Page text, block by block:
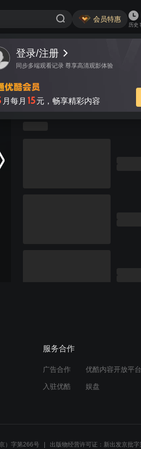
会员特惠
历史
登录/注册
同步多端观看记录 尊享高清观影体验
月每月 15元，畅享精彩内容
服务合作
广告合作 优酷内容开放平台
入驻优酷 娱盘
）字第266号 出版物经营许可证：新出发京批